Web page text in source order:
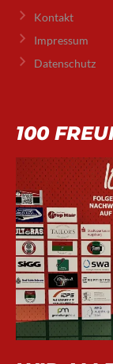
Kontakt
Impressum
Datenschutz
100